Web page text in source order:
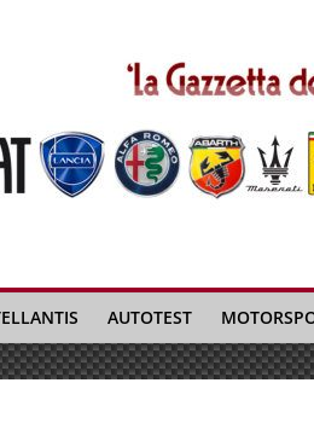
AUTOTEST